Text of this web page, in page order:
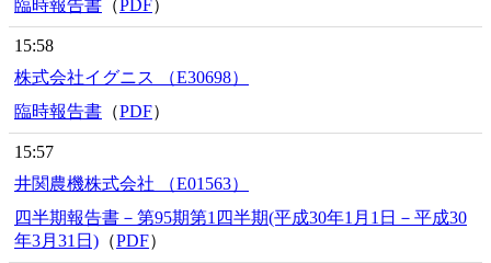
臨時報告書 （PDF）
15:58
株式会社イグニス （E30698）
臨時報告書 （PDF）
15:57
井関農機株式会社 （E01563）
四半期報告書－第95期第1四半期(平成30年1月1日－平成30
年3月31日) （PDF）